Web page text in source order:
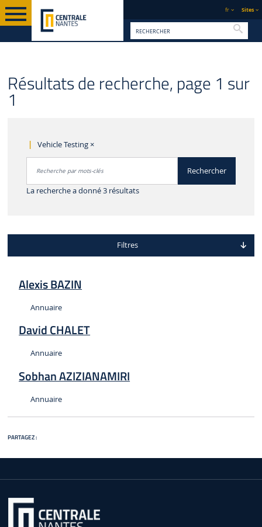
fr Sites
Résultats de recherche, page 1 sur
1
Vehicle Testing ×
Rechercher
La recherche a donné 3 résultatsAccéder aux résultats
Filtres
Alexis BAZIN
Type :
Annuaire
David CHALET
Type :
Annuaire
Sobhan AZIZIANAMIRI
Type :
Annuaire
PARTAGEZ :